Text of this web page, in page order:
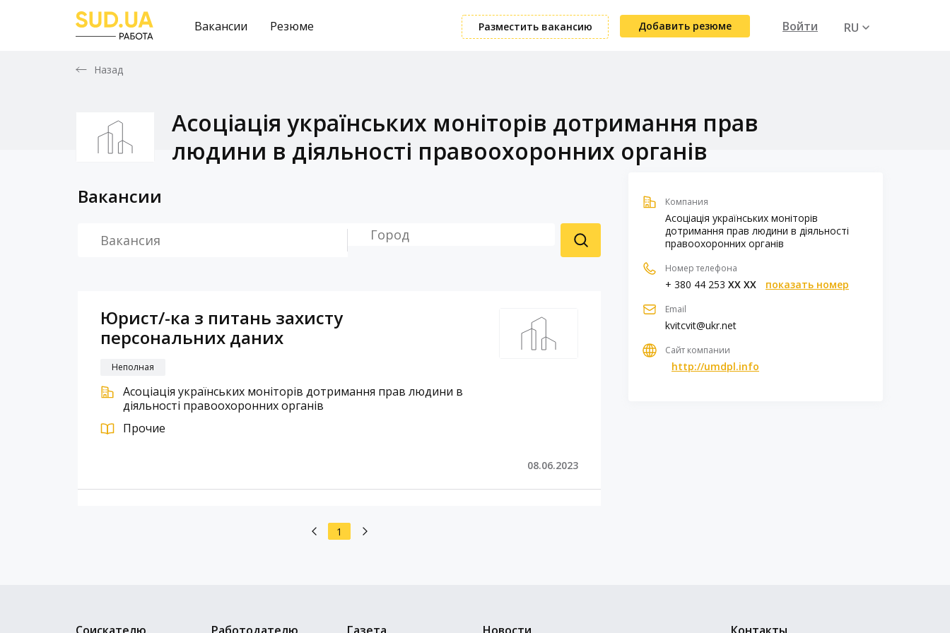
Вакансии Резюме Разместить вакансию Добавить резюме Войти
RU
Назад
Асоціація українських моніторів дотримання прав
людини в діяльності правоохоронних органів
Вакансии
Юрист/-ка з питань захисту
персональних даних
Неполная
Асоціація українських моніторів дотримання прав людини в
діяльності правоохоронних органів
Прочие
08.06.2023
1
Компания
Асоціація українських моніторів
дотримання прав людини в діяльності
правоохоронних органів
Номер телефона
+ 380 44 253 XX XX показать номер
Email
kvitcvit@ukr.net
Сайт компании
http://umdpl.info